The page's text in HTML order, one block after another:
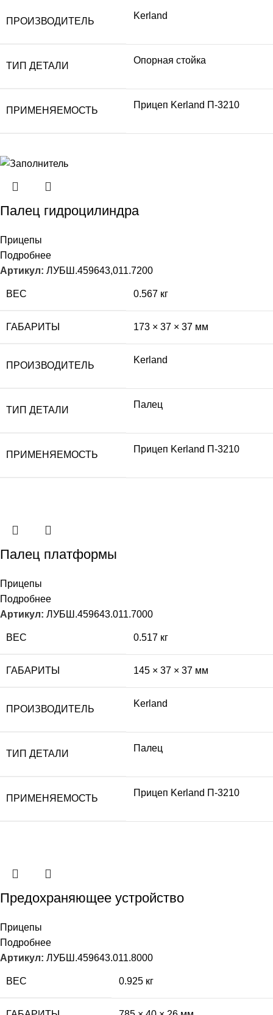
ПРОИЗВОДИТЕЛЬ
Kerland
ТИП ДЕТАЛИ
Опорная стойка
ПРИМЕНЯЕМОСТЬ
Прицеп Kerland П-3210
Палец гидроцилиндра
Прицепы
Подробнее
Артикул: ЛУБШ.459643,011.7200
ВЕС 0.567 кг
ГАБАРИТЫ 173 × 37 × 37 мм
ПРОИЗВОДИТЕЛЬ
Kerland
ТИП ДЕТАЛИ
Палец
ПРИМЕНЯЕМОСТЬ
Прицеп Kerland П-3210
Палец платформы
Прицепы
Подробнее
Артикул: ЛУБШ.459643.011.7000
ВЕС 0.517 кг
ГАБАРИТЫ 145 × 37 × 37 мм
ПРОИЗВОДИТЕЛЬ
Kerland
ТИП ДЕТАЛИ
Палец
ПРИМЕНЯЕМОСТЬ
Прицеп Kerland П-3210
Предохраняющее устройство
Прицепы
Подробнее
Артикул: ЛУБШ.459643.011.8000
ВЕС 0.925 кг